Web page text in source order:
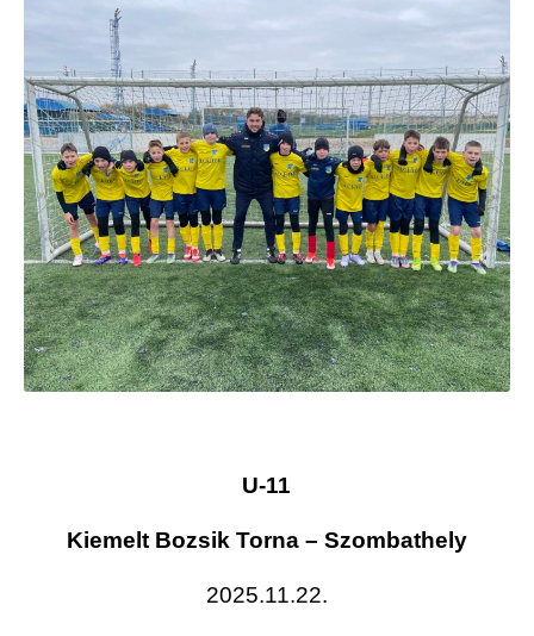
U-11
Kiemelt Bozsik Torna – Szombathely
2025.11.22.